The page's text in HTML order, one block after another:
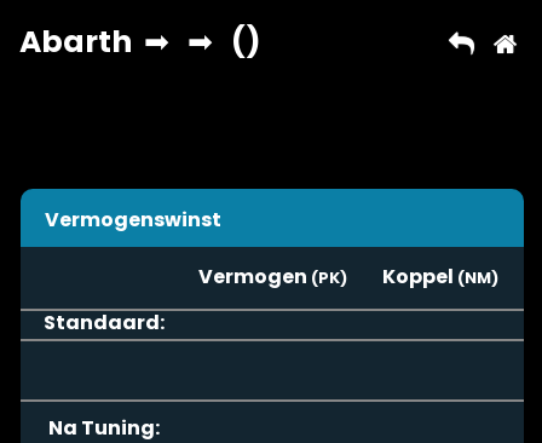
Vermogenswinst
Vermogen
Koppel
Standaard:
Na Tuning: